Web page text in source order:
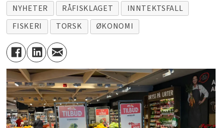
NYHETER RÅFISKLAGET
INNTEKTSFALL
FISKERI
TORSK ØKONOMI